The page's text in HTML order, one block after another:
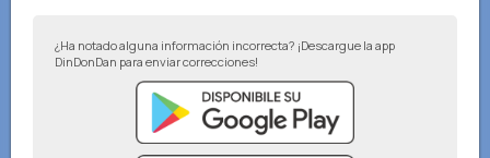
¿Ha notado alguna información incorrecta? ¡Descargue la app
DinDonDan para enviar correcciones!